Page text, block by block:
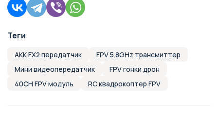
Теги
AKK FX2 передатчик
FPV 5.8GHz трансмиттер
Мини видеопередатчик
FPV гонки дрон
40CH FPV модуль
RC квадрокоптер FPV